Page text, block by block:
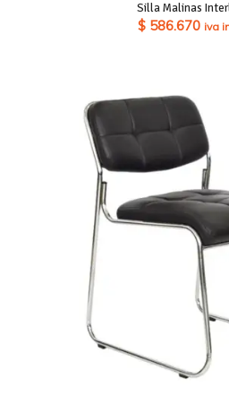
Silla Malinas
$ 586.670 iva